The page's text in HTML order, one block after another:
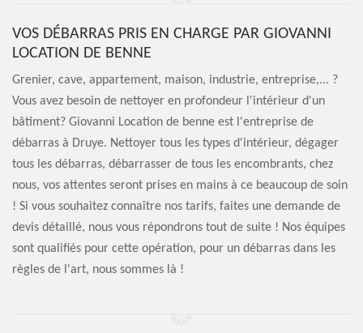
VOS DÉBARRAS PRIS EN CHARGE PAR GIOVANNI
LOCATION DE BENNE
Grenier, cave, appartement, maison, industrie, entreprise,... ?
Vous avez besoin de nettoyer en profondeur l'intérieur d'un
bâtiment? Giovanni Location de benne est l'entreprise de
débarras à Druye. Nettoyer tous les types d'intérieur, dégager
tous les débarras, débarrasser de tous les encombrants, chez
nous, vos attentes seront prises en mains à ce beaucoup de soin
! Si vous souhaitez connaître nos tarifs, faites une demande de
devis détaillé, nous vous répondrons tout de suite ! Nos équipes
sont qualifiés pour cette opération, pour un débarras dans les
règles de l'art, nous sommes là !